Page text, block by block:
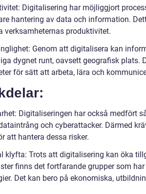
Digitalisering har möjliggjort
hantering av data och information.
verksamheternas produktivitet.
Genom att digitalisera kan
dygnet runt, oavsett geografisk plats.
för sätt att arbeta, lära och
Digitaliseringen har också medfört
och cyberattacker. Därmed
att hantera dessa risker.
klyfta: Trots att digitalisering kan öka
finns det fortfarande grupper som
Det kan bero på ekonomiska,